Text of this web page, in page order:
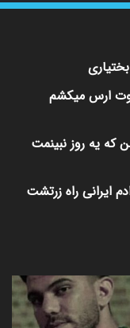
ارس میکشم
که یه روز نبینمت
ایرانی راه زرتشت